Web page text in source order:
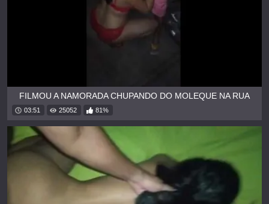
FILMOU A NAMORADA CHUPANDO DO MOLEQUE NA RUA
03:51 25052 81%